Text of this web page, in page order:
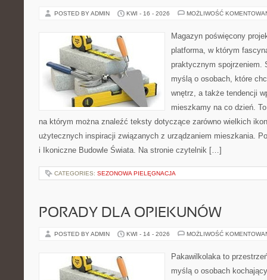
POSTED BY ADMIN KWI - 16 - 2026 MOŻLIWOŚĆ
Magazyn poświęcony
platforma, w którym
praktycznym spojrzeniem.
myślą o osobach, które
wnętrz, a także tendencji
mieszkamy na co dzień.
na którym można znaleźć teksty dotyczące zarówno wielkich
użytecznych inspiracji związanych z urządzaniem mieszkania.
i Ikoniczne Budowle Świata. Na stronie czytelnik […]
CATEGORIES: SEZONOWA PIELĘGNACJA
PORADY DLA OPIEKUNÓW
POSTED BY ADMIN KWI - 14 - 2026 MOŻLIWOŚĆ
Pakawilkolaka to
myślą o osobach